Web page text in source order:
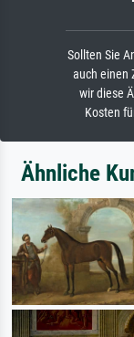
Sollten Sie
auch einen
wir diese
Kosten
Ähnliche